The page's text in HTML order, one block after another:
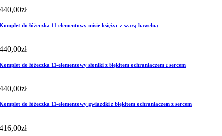
440,00zł
Komplet do łóżeczka 11-elementowy misie księżyc z szarą bawełną
440,00zł
Komplet do łóżeczka 11-elementowy słoniki z błękitem ochraniaczem z sercem
440,00zł
Komplet do łóżeczka 11-elementowy gwiazdki z błękitem ochraniaczem z sercem
416,00zł